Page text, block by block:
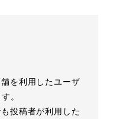
を利用したユーザ
。
投稿者が利用した